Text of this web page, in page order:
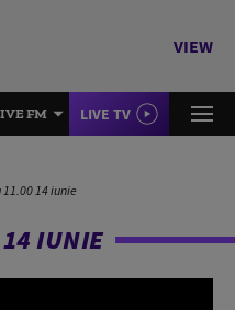
VIEW
FM LIVE TV
14 iunie
IUNIE